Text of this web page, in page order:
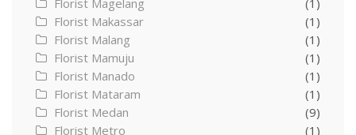
Florist Magelang
(1)
Florist Makassar
(1)
Florist Malang
(1)
Florist Mamuju
(1)
Florist Manado
(1)
Florist Mataram
(1)
Florist Medan
(9)
Florist Metro
(1)